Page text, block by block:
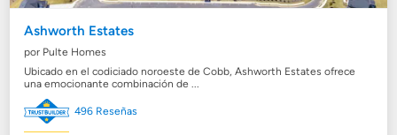
Ashworth Estates
por Pulte Homes
Ubicado en el codiciado noroeste de Cobb, Ashworth Estates ofrece
una emocionante combinación de ...
496 Reseñas